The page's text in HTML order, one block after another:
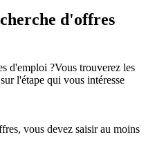
d'offres
d'emploi ?Vous trouverez les
l'étape qui vous intéresse
vous devez saisir au moins